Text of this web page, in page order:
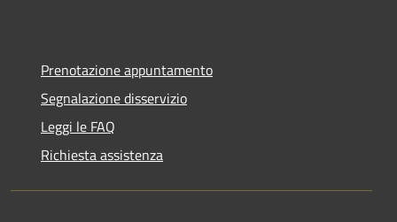
Prenotazione appuntamento
Segnalazione disservizio
Leggi le FAQ
Richiesta assistenza